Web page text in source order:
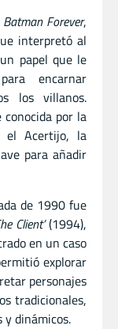
Batman Forever,
interpretó al
papel que le
encarnar
los villanos.
por la
el Acertijo, la
para añadir
de 1990 fue
Client’(1994),
en un caso
explorar
personajes
tradicionales,
y dinámicos.